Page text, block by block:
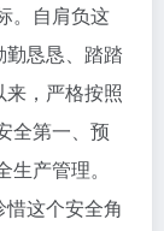
。自肩负这
恳恳、踏踏
，严格按照
全第一、预
产管理。
这个安全角